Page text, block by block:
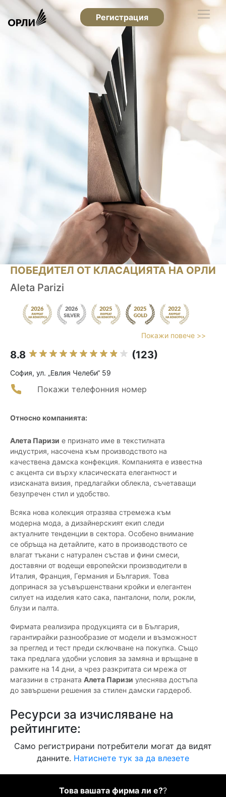
Регистрация
ПОБЕДИТЕЛ ОТ КЛАСАЦИЯТА НА ОРЛИ
Aleta Parizi
Покажи повече >>
8.8 (123)
София, ул. „Евлия Челеби“ 59
Покажи телефонния номер
Относно компанията:
Алета Паризи е признато име в текстилната
индустрия, насочена към производството на
качествена дамска конфекция. Компанията е известна
с акцента си върху класическата елегантност и
изисканата визия, предлагайки облекла, съчетаващи
безупречен стил и удобство.
Всяка нова колекция отразява стремежа към
модерна мода, а дизайнерският екип следи
актуалните тенденции в сектора. Особено внимание
се обръща на детайлите, като в производството се
влагат тъкани с натурален състав и фини смеси,
доставяни от водещи европейски производители в
Италия, Франция, Германия и България. Това
допринася за усъвършенствани кройки и елегантен
силует на изделия като сака, панталони, поли, рокли,
блузи и палта.
Фирмата реализира продукцията си в България,
гарантирайки разнообразие от модели и възможност
за преглед и тест преди сключване на покупка. Също
така предлага удобни условия за замяна и връщане в
рамките на 14 дни, а чрез разкритата си мрежа от
магазини в страната Алета Паризи улеснява достъпа
до завършени решения за стилен дамски гардероб.
Ресурси за изчисляване на
рейтингите:
Само регистрирани потребители могат да видят
данните. Натиснете тук за да влезете
Това вашата фирма ли е??